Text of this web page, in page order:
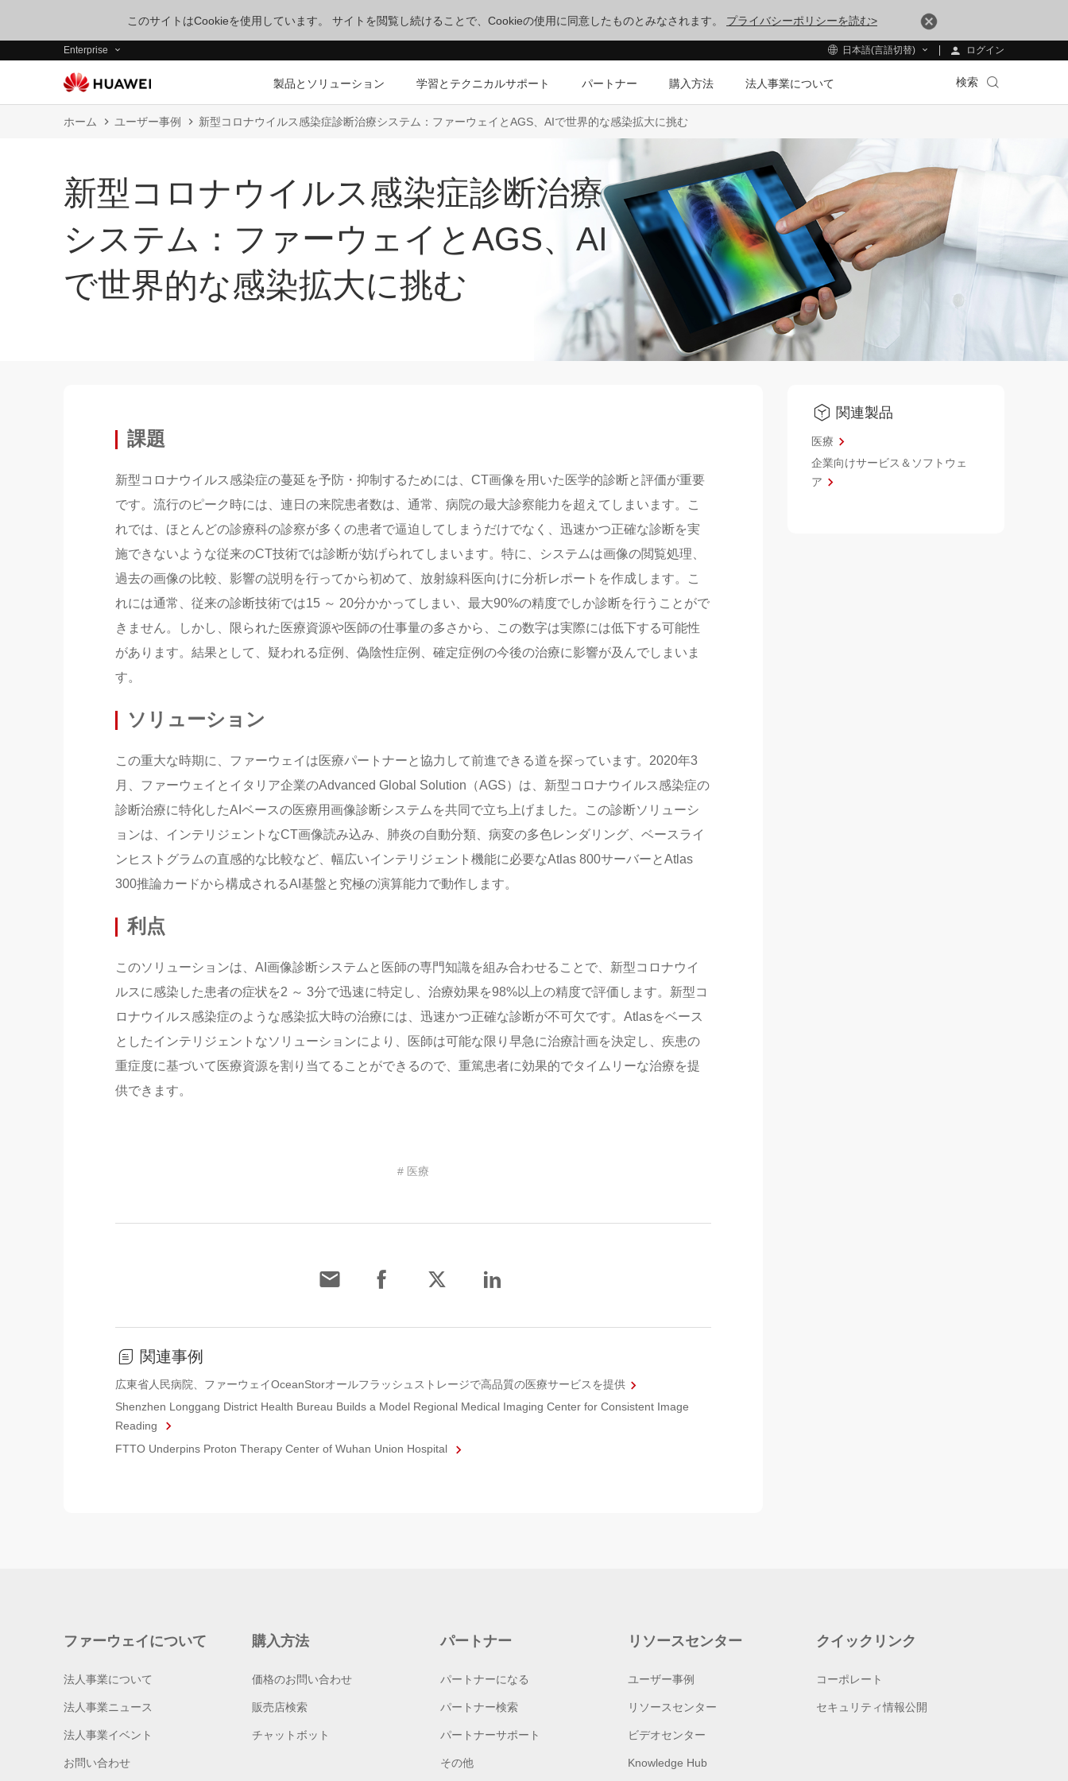
このサイトはCookieを使用しています。 サイトを閲覧し続けることで、Cookieの使用に同意したものとみなされます。 プライバシーポリシーを読む>
Enterprise 日本語(言語切替) ログイン
製品とソリューション 学習とテクニカルサポート パートナー 購入方法 法人事業について 検索
ホーム ユーザー事例 新型コロナウイルス感染症診断治療システム：ファーウェイとAGS、AIで世界的な感染拡大に挑む
新型コロナウイルス感染症診断治療
システム：ファーウェイとAGS、AI
で世界的な感染拡大に挑む
課題
新型コロナウイルス感染症の蔓延を予防・抑制するためには、CT画像を用いた医学的診断と評価が重要
です。流行のピーク時には、連日の来院患者数は、通常、病院の最大診察能力を超えてしまいます。こ
れでは、ほとんどの診療科の診察が多くの患者で逼迫してしまうだけでなく、迅速かつ正確な診断を実
施できないような従来のCT技術では診断が妨げられてしまいます。特に、システムは画像の閲覧処理、
過去の画像の比較、影響の説明を行ってから初めて、放射線科医向けに分析レポートを作成します。こ
れには通常、従来の診断技術では15 ～ 20分かかってしまい、最大90%の精度でしか診断を行うことがで
きません。しかし、限られた医療資源や医師の仕事量の多さから、この数字は実際には低下する可能性
があります。結果として、疑われる症例、偽陰性症例、確定症例の今後の治療に影響が及んでしまいま
す。
ソリューション
この重大な時期に、ファーウェイは医療パートナーと協力して前進できる道を探っています。2020年3
月、ファーウェイとイタリア企業のAdvanced Global Solution（AGS）は、新型コロナウイルス感染症の
診断治療に特化したAIベースの医療用画像診断システムを共同で立ち上げました。この診断ソリューシ
ョンは、インテリジェントなCT画像読み込み、肺炎の自動分類、病変の多色レンダリング、ベースライ
ンヒストグラムの直感的な比較など、幅広いインテリジェント機能に必要なAtlas 800サーバーとAtlas
300推論カードから構成されるAI基盤と究極の演算能力で動作します。
利点
このソリューションは、AI画像診断システムと医師の専門知識を組み合わせることで、新型コロナウイ
ルスに感染した患者の症状を2 ～ 3分で迅速に特定し、治療効果を98%以上の精度で評価します。新型コ
ロナウイルス感染症のような感染拡大時の治療には、迅速かつ正確な診断が不可欠です。Atlasをベース
としたインテリジェントなソリューションにより、医師は可能な限り早急に治療計画を決定し、疾患の
重症度に基づいて医療資源を割り当てることができるので、重篤患者に効果的でタイムリーな治療を提
供できます。
# 医療
関連事例
広東省人民病院、ファーウェイOceanStorオールフラッシュストレージで高品質の医療サービスを提供
Shenzhen Longgang District Health Bureau Builds a Model Regional Medical Imaging Center for Consistent Image
Reading
FTTO Underpins Proton Therapy Center of Wuhan Union Hospital
関連製品
医療
企業向けサービス＆ソフトウェ
ア
ファーウェイについて
法人事業について
法人事業ニュース
法人事業イベント
お問い合わせ
購入方法
価格のお問い合わせ
販売店検索
チャットボット
パートナー
パートナーになる
パートナー検索
パートナーサポート
その他
リソースセンター
ユーザー事例
リソースセンター
ビデオセンター
Knowledge Hub
クイックリンク
コーポレート
セキュリティ情報公開